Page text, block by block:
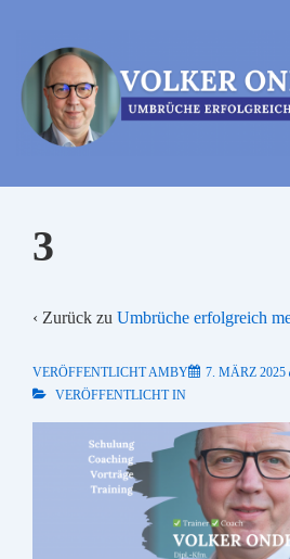
Inhalt
3
‹ Zurück zu Umbrüche erfolgreich
VERÖFFENTLICHT AMBY 7. MÄRZ 2025
VERÖFFENTLICHT IN